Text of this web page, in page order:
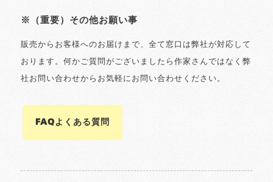
※（重要）その他お願い事
販売からお客様へのお届けまで、全て窓口は弊社が対応して
おります。何かご質問がございましたら作家さんではなく弊
社お問い合わせからお気軽にお問い合わせください。
FAQよくある質問